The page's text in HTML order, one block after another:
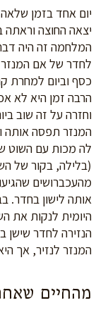
יום אחד בזמן
יצאה החוצה וראתה
המלחמה זה היה
לחדר של אם
כסף וביום למחרת
הרבה זמן היא לא
וחזרה על זה שוב
המנזר תפסה אותה
לה מכות עם השוט
(בלילה, בקור של
מהעכברושים
אותה לישון
היומית לנקות את
הנזירה לחדר שישן
המנזר לנזיר, אך
מהחיים